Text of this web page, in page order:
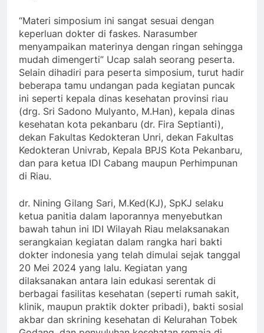
“Materi simposium ini sangat sesuai dengan
keperluan dokter di faskes. Narasumber
menyampaikan materinya dengan ringan sehingga
mudah dimengerti” Ucap salah seorang peserta.
Selain dihadiri para peserta simposium, turut hadir
beberapa tamu undangan pada kegiatan puncak
ini seperti kepala dinas kesehatan provinsi riau
(drg. Sri Sadono Mulyanto, M.Han), kepala dinas
kesehatan kota pekanbaru (dr. Fira Septianti),
dekan Fakultas Kedokteran Unri, dekan Fakultas
Kedokteran Univrab, Kepala BPJS Kota Pekanbaru,
dan para ketua IDI Cabang maupun Perhimpunan
di Riau.
dr. Nining Gilang Sari, M.Ked(KJ), SpKJ selaku
ketua panitia dalam laporannya menyebutkan
bawah tahun ini IDI Wilayah Riau melaksanakan
serangkaian kegiatan dalam rangka hari bakti
dokter indonesia yang telah dimulai sejak tanggal
20 Mei 2024 yang lalu. Kegiatan yang
dilaksanakan antara lain edukasi serentak di
berbagai fasilitas kesehatan (seperti rumah sakit,
klinik, maupun praktik dokter pribadi), bakti sosial
akbar dan skrining kesehatan di Kelurahan Tobek